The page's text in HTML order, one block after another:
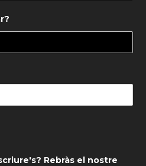
Rebràs el nostre